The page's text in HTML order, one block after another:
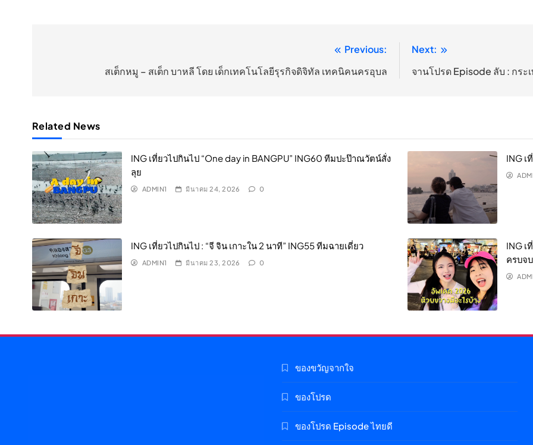
Previous:
สเต็กหมู – สเต็ก บาหลี โดย เด็กเทคโนโลยีรุรกิจดิจิทัล เทคนิคนครอุบล
Next:
จานโปรด Episode ลับ : กระ
Related News
ING เที่ยวไปกินไป “One day in BANGPU” ING60 ทีมปะป๊าณวัตน์สั่ง
ลุย
ADMIN1 มีนาคม 24, 2026 0
ING เ
ING เที่ยวไปกินไป : “จี จิน เกาะใน 2 นาที” ING55 ทีมฉายเดี่ยว
ADMIN1 มีนาคม 23, 2026 0
ING เ
ครบจ
ของขวัญจากใจ
ของโปรด
ของโปรด Episode ไทยดี